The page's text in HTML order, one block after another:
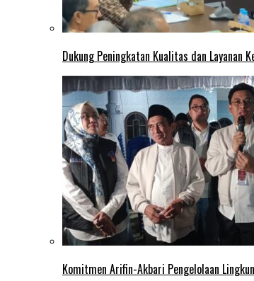
Dukung Peningkatan Kualitas dan Layanan
Komitmen Arifin-Akbari Pengelolaan